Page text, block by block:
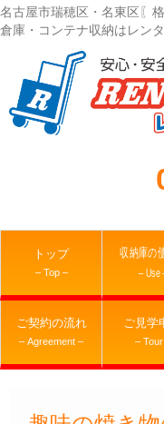
名古屋市瑞穂区・名東区〖
倉庫・コンテナ収納はレン
トップ
– Top –
収納庫の
– Use
ご契約の流れ
– Agreement –
ご見学
–